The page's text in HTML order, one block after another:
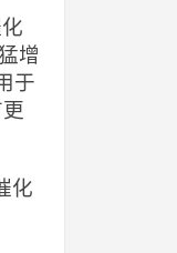
增
于
化